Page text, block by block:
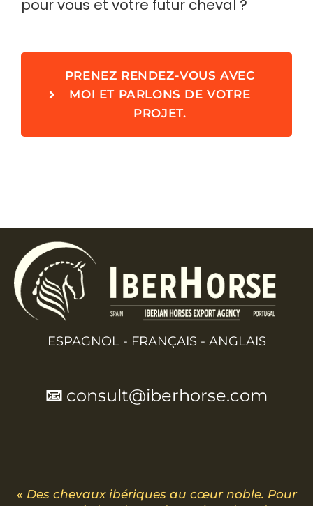
pour vous et votre futur cheval ?
PRENEZ RENDEZ-VOUS AVEC
MOI ET PARLONS DE VOTRE
PROJET.
ESPAGNOL - FRANÇAIS - ANGLAIS
📧 consult@iberhorse.com
« Des chevaux ibériques au cœur noble. Pour